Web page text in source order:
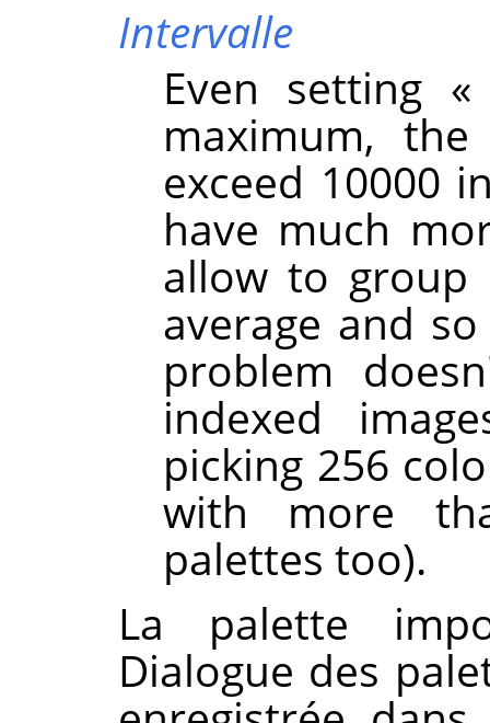
Intervalle
Even setting
maximum,
exceed 10000
have much
allow to group
average and
problem
indexed
picking 256
with more
palettes too).
La palette
Dialogue des